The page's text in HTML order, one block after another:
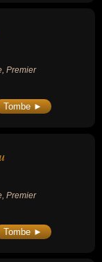
Premier
Tombe ►
Premier
Tombe ►